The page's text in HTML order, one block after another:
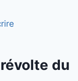
révolte du